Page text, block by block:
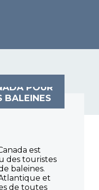
POUR
BALEINES
est
des touristes
baleines.
et
de toutes